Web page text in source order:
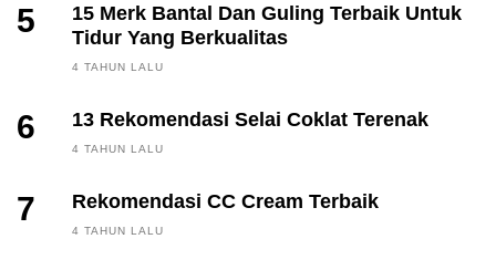
5
15 Merk Bantal Dan Guling Terbaik Untuk
Tidur Yang Berkualitas
4 TAHUN LALU
6 13 Rekomendasi Selai Coklat Terenak
4 TAHUN LALU
7 Rekomendasi CC Cream Terbaik
4 TAHUN LALU